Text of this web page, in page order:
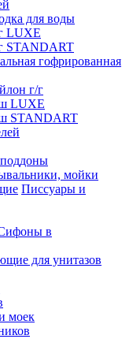
для воды
LUXE
STANDART
гофрированная
г/г
LUXE
STANDART
мойки
Писсуары и
в
для унитазов
моек